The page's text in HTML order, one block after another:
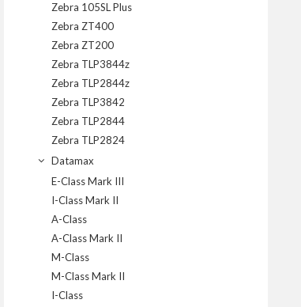
Zebra 105SL Plus
Zebra ZT400
Zebra ZT200
Zebra TLP3844z
Zebra TLP2844z
Zebra TLP3842
Zebra TLP2844
Zebra TLP2824
Datamax
E-Class Mark III
I-Class Mark II
A-Class
A-Class Mark II
M-Class
M-Class Mark II
I-Class